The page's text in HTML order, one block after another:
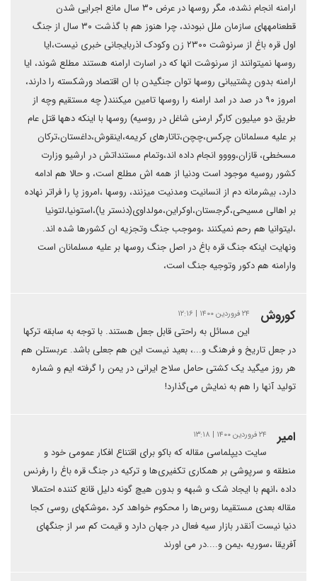
ارامنه انجام نشده، مگر روسها در عرض ۳۰ سال مانع اجرایی شدن
قطعنامههای سازمان ملل نبودند، چرا هنوز هم با گذشت ۳۰ سال از جنگ
اول قره باغ از سرنوشت ۲۳۰۰ زن وکودک اذربایجانی خبری نیست،ایا
روسها نمیتوانند از سرنوشت انها که در اسارت ارامنه هستند مطلع شوند، ایا
ارامنه بدون پشتیبانی روسها توان جنگیدن با ان اقتصاد ورشکسته را دارند،
امروز ۹۰ در صد در امد ارامنه را روسها تامین میکنند( چه مستقیم وچه از
طریق دو میلیون کارگر ارمنی شاغل در روسیه) روسها با اینکه دهها قتل عام
بر علیه مسلمانان چرکس،چچن،تاتارهای کریمه،اینقوش،داغستان،ترکان
مسخطی، قازان،وووو انجام داده اند،وتمام مستنداتش در ارشیو وزارت
کشور روسیه موجود است ودنیا از همه اش مطلع است، و حالا هم ادامه
دارد، بیشرمانه دم از انسانیت ومدنیت میزنند، روسها ،امروز پا را فراتر نهاده
بر اهالی مسیحی،گرجستان،اوکراین،مولداوی(دنستر یا)،استونیا،لتونیا
،لیتوانیا هم رحم نمیکنند ،وموجب جنگ وتجزیه ان کشورها شده اند.
ونهایت اینکه جنگ قره باغ در اصل جنگ روسها بر علیه مسلمانان است
وارامنه هم دکور وتوجیه جنگ است،
کوروش ۲۴ فروردین ۱۴۰۰ | ۱۲:۱۶
این مسائل به راحتی قابل جعل هستند. با توجه به سابقه ترکها
در جعل تاریخ و فرهنگ و...، بعید نیست این هم جعلی باشد. عربستلن هم
هر روز میگید یک کشتی حامل سلاح ایرانی در یمن را گرفته ایم و شماره
تولید آنها را هم به نمایش می‌گذارد!
امیر ۲۴ فروردین ۱۴۰۰ | ۱۳:۱۸
سایت دیپلماسی مقاله که باکو برای اقتناع افکار عمومی خود و
منطقه و سرپوشی بر همکاری تکفیری‌ها و ترکیه در جنگ قره باغ را رفرنس
داده ،انهم با ایجاد شک و شبهه و بدون هیچ گونه دلیل قانع کننده احتمالا
مقاله بعدی مستقیما روس‌ها را محکوم خواهد کرد ،موشکهای روسی کجا
دنیا نیست آنقدر بازار سیه فعال در جهان دارد و قیمت کم سر از جنگهای
آفریقا ،سوریه ،یمن و....در می اورند